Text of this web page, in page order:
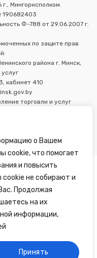
о Вашем
cookie, что помогает
и повысить
не собирают и
Продолжая
на их
информации,
Принять
Мингорисполком.
190682403
Ф-788 от 29.06.2007 г.
по защите прав
района г. Минск,
кабинет 410
торговли и услуг
, разработка сайта
данных